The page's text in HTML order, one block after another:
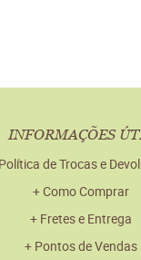
INFORMAÇÕES
Política de Trocas e
Como Comprar
Fretes e Entrega
Pontos de Vendas